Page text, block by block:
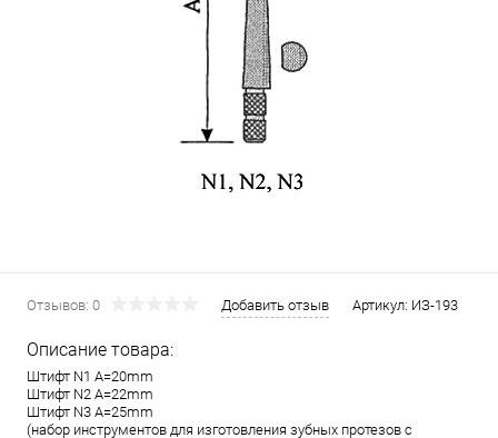
Отзывов: 0 Добавить отзыв Артикул: ИЗ-193
Описание товара:
Штифт N1 A=20mm
Штифт N2 A=22mm
Штифт N3 A=25mm
(набор инструментов для изготовления зубных протезов с